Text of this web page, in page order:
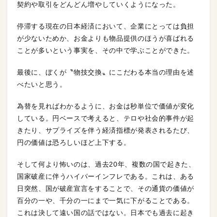
契約や取引をどんどん増やしていくようになった。
停滞する現在の日本経済において、企業にとっては負担
が少ないためか、お金よりも物品提供のほうが喜ばれる
ことが多いという事実を、その中で学ぶことができた。
最後に、ぼくが〝物技交換〟にこだわる本当の理由を述
べたいと思う。
為替を見ればわかるように、お金は秒単位で価値が変化
している。円ベースで考えると、テロや社会的事件が起
きたり、サプライズを伴う経済指標が発表されるたび、
円の価値は恐ろしいほど上下する。
そして何より怖いのは、過去20年、複数の国で起きた、
国家破産に伴うハイパーインフレである。これは、ある
日突然、国が破産宣言をすることで、その通貨の価値が
百分の一や、千分の一にまで一気に下がることである。
これは決して遠い国の話ではない。日本でも過去に起き